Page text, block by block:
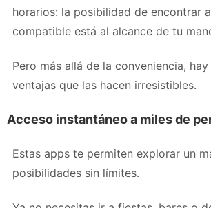
horarios: la posibilidad de encontrar
compatible está al alcance de tu
Pero más allá de la conveniencia,
ventajas que las hacen irresistibles.
Acceso instantáneo a miles de
Estas apps te permiten explorar un
posibilidades sin límites.